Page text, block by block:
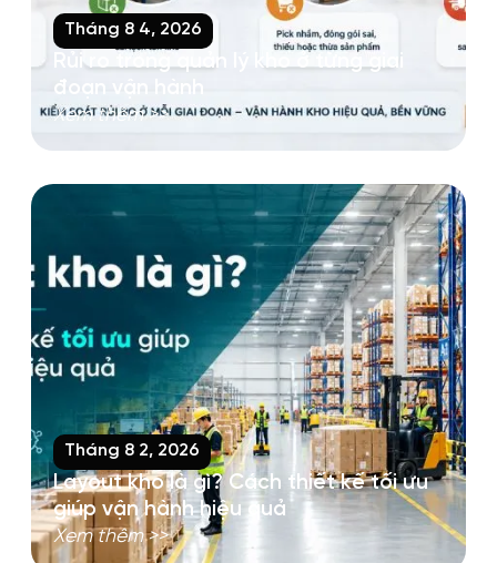
Tháng 8 4, 2026
Rủi ro trong quản lý kho ở từng giai
đoạn vận hành
Xem thêm >>
Tháng 8 2, 2026
Layout kho là gì? Cách thiết kế tối ưu
giúp vận hành hiệu quả
Xem thêm >>